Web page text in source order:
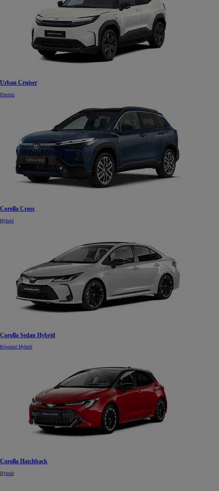
Urban Cruiser
Electric
Corolla Cross
Hybrid
Corolla Sedan Hybrid
Również Hybrid
Corolla Hatchback
Hybrid